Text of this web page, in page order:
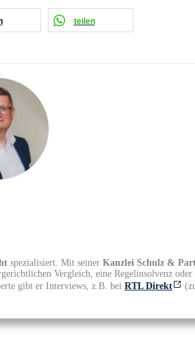
teilen
spezialisiert. Mit seiner Kanzlei Schulz &
Vergleich, eine Regelinsolvenz
gibt er Interviews, z.B. bei RTL Direkt